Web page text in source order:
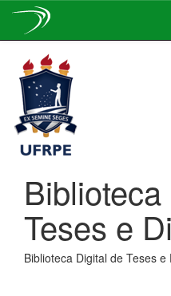
navigation
Teses e
Biblioteca Digital de Teses e